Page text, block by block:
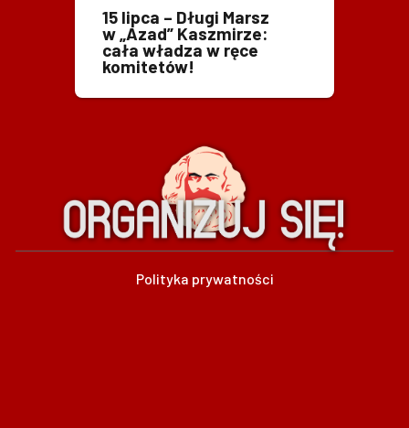
15 lipca – Długi Marsz
w „Azad” Kaszmirze:
cała władza w ręce
komitetów!
Polityka prywatności